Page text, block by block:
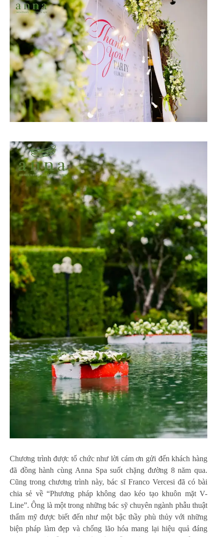
Chương trình được tổ chức như lời cám ơn gửi đến khách hàng
đã đồng hành cùng Anna Spa suốt chặng đường 8 năm qua.
Cũng trong chương trình này, bác sĩ Franco Vercesi đã có bài
chia sẻ về “Phương pháp không dao kéo tạo khuôn mặt V-
Line”. Ông là một trong những bác sỹ chuyên ngành phẫu thuật
thẩm mỹ được biết đến như một bậc thầy phù thủy với những
biện pháp làm đẹp và chống lão hóa mang lại hiệu quả đáng